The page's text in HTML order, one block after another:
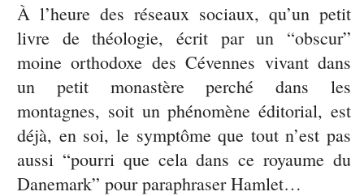
À l’heure des réseaux sociaux, qu’un petit
livre de théologie, écrit par un “obscur”
moine orthodoxe des Cévennes vivant dans
un petit monastère perché dans les
montagnes, soit un phénomène éditorial, est
déjà, en soi, le symptôme que tout n’est pas
aussi “pourri que cela dans ce royaume du
Danemark” pour paraphraser Hamlet…